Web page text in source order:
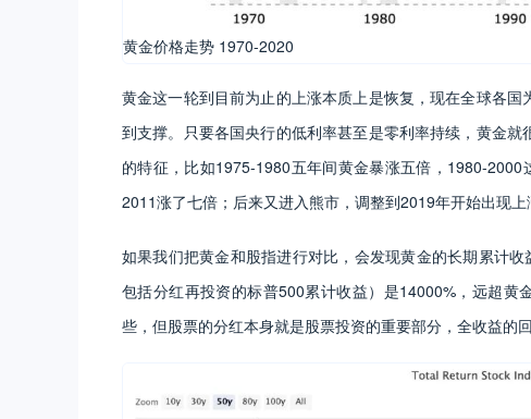
黄金价格走势 1970-2020
黄金这一轮到目前为止的上涨本质上是恢复，现在全球各
到支撑。只要各国央行的低利率甚至是零利率持续，黄金
的特征，比如1975-1980五年间黄金暴涨五倍，1980-
2011涨了七倍；后来又进入熊市，调整到2019年开始出现上
如果我们把黄金和股指进行对比，会发现黄金的长期累计
包括分红再投资的标普500累计收益）是14000%，远超
些，但股票的分红本身就是股票投资的重要部分，全收益的